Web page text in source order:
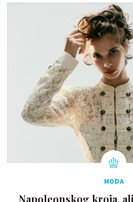
MODA
Napoleonskog kroja,